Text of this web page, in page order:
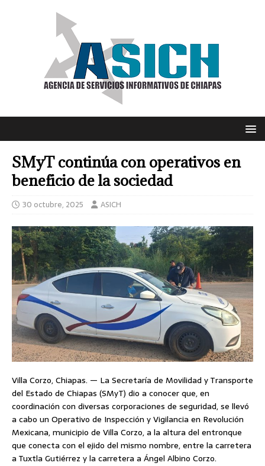
SMyT continúa con operativos en
beneficio de la sociedad
30 octubre, 2025 ASICH
Villa Corzo, Chiapas. — La Secretaría de Movilidad y Transporte
del Estado de Chiapas (SMyT) dio a conocer que, en
coordinación con diversas corporaciones de seguridad, se llevó
a cabo un Operativo de Inspección y Vigilancia en Revolución
Mexicana, municipio de Villa Corzo, a la altura del entronque
que conecta con el ejido del mismo nombre, entre la carretera
a Tuxtla Gutiérrez y la carretera a Ángel Albino Corzo.